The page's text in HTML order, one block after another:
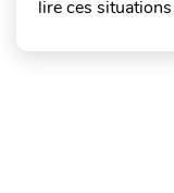
lire ces